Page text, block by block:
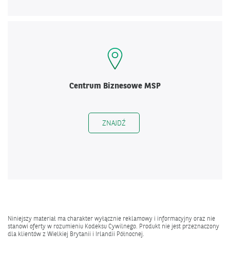
Centrum Biznesowe MSP
ZNAJDŹ
Niniejszy materiał ma charakter wyłącznie reklamowy i informacyjny oraz nie
stanowi oferty w rozumieniu Kodeksu Cywilnego. Produkt nie jest przeznaczony
dla klientów z Wielkiej Brytanii i Irlandii Północnej.